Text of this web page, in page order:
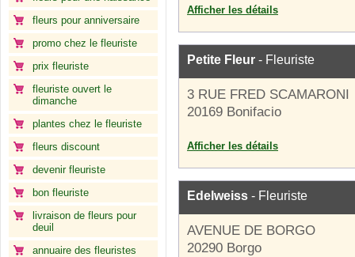
fleurs pour anniversaire
promo chez le fleuriste
prix fleuriste
fleuriste ouvert le
dimanche
plantes chez le fleuriste
fleurs discount
devenir fleuriste
bon fleuriste
livraison de fleurs pour
deuil
annuaire des fleuristes
Afficher les détails
Petite Fleur - Fleuriste
3 RUE FRED SCAMARONI
20169 Bonifacio
Afficher les détails
Edelweiss - Fleuriste
AVENUE DE BORGO
20290 Borgo